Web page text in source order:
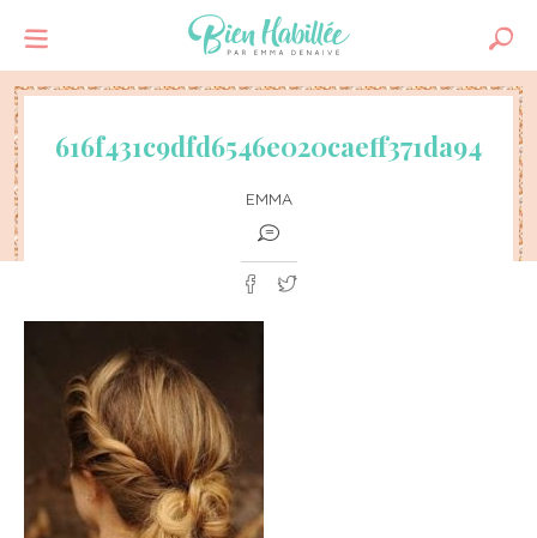
616f431c9dfd6546e020caeff371da94
EMMA